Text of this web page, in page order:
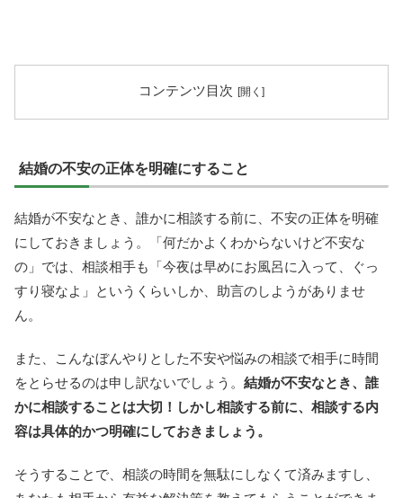
コンテンツ目次
結婚の不安の正体を明確にすること
結婚が不安なとき、誰かに相談する前に、不安の正体を明確
にしておきましょう。「何だかよくわからないけど不安な
の」では、相談相手も「今夜は早めにお風呂に入って、ぐっ
すり寝なよ」というくらいしか、助言のしようがありませ
ん。
また、こんなぼんやりとした不安や悩みの相談で相手に時間
をとらせるのは申し訳ないでしょう。 結婚が不安なとき、誰
かに相談することは大切！しかし相談する前に、相談する内
容は具体的かつ明確にしておきましょう。
そうすることで、相談の時間を無駄にしなくて済みますし、